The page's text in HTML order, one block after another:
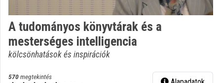
Bejelentkezés
Intézményi felfedezés
Kategóriák
A tudományos könyvtárak és a
mesterséges intelligencia
kölcsönhatások és inspirációk
570megtekintés